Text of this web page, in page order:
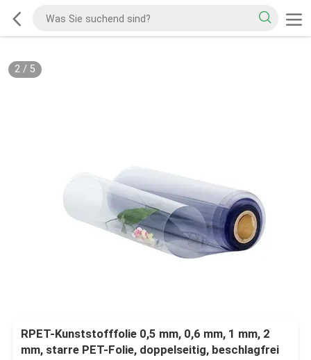
2/ 5
RPET-Kunststofffolie 0,5 mm, 0,6 mm, 1 mm, 2
mm, starre PET-Folie, doppelseitig, beschlagfrei